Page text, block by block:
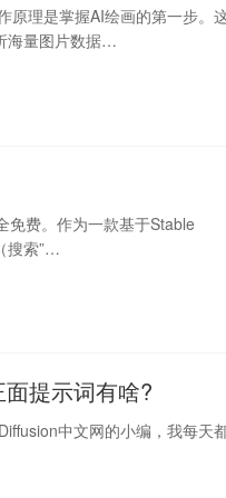
原理是掌握AI绘画的第一步。
海量图片数据…
免费。作为一款基于Stable
搜索”…
提示词有啥?
中文网的小编，我每天